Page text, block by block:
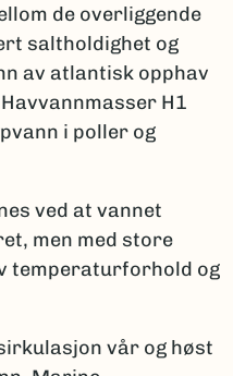
de overliggende
saltholdighet og
av atlantisk opphav
H1
i poller og
ved at vannet
men med store
temperaturforhold og
vår og høst